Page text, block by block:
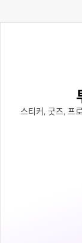
스티커, 굿즈, 프